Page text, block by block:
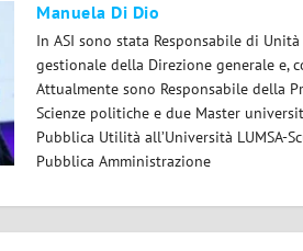
Manuela Di Dio
In ASI sono stata Responsabile di
gestionale della Direzione generale e,
Attualmente sono Responsabile della
Scienze politiche e due Master
Pubblica Utilità all’Università LUMSA-
Pubblica Amministrazione